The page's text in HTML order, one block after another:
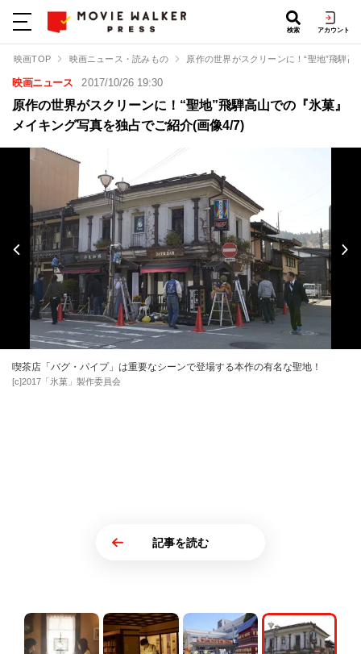
検索 アカウント
映画TOP 映画ニュース・読みもの 原作の世界がスクリーンに！“聖地”飛騨
映画ニュース 2017/10/26 19:30
原作の世界がスクリーンに！“聖地”飛騨高山での『氷菓』
メイキング写真を独占でご紹介(画像4/7)
喫茶店「バグ・パイプ」は重要なシーンで登場する本作の有名な聖地！
[c]2017「氷菓」製作委員会
記事を読む